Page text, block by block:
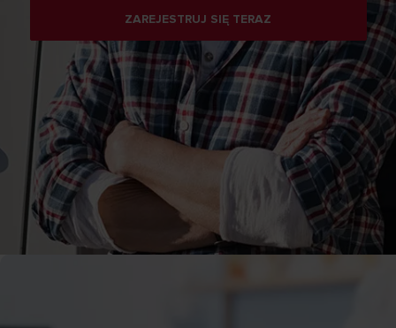
ZAREJESTRUJ SIĘ TERAZ